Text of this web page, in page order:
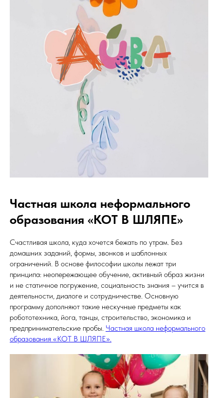
Частная школа неформального
образования «КОТ В ШЛЯПЕ»
Счастливая школа, куда хочется бежать по утрам. Без
домашних заданий, формы, звонков и шаблонных
ограничений. В основе философии школы лежат три
принципа: неопережающее обучение, активный образ жизни
и не статичное погружение, социальность знания – учится в
деятельности, диалоге и сотрудничестве. Основную
программу дополняют такие нескучные предметы как
робототехника, йога, танцы, строительство, экономика и
предпринимательские пробы. Частная школа неформального
образования «КОТ В ШЛЯПЕ».